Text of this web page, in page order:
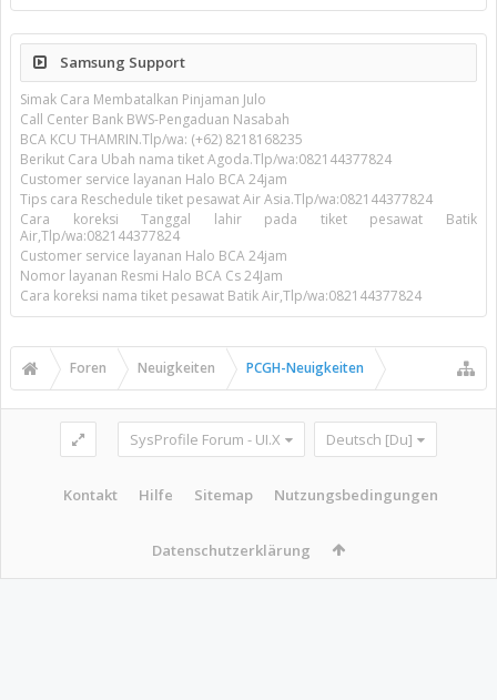
Samsung Support
Simak Cara Membatalkan Pinjaman Julo
Call Center Bank BWS-Pengaduan Nasabah
BCA KCU THAMRIN.Tlp/wa: (+62) 8218168235
Berikut Cara Ubah nama tiket Agoda.Tlp/wa:082144377824
Customer service layanan Halo BCA 24jam
Tips cara Reschedule tiket pesawat Air Asia.Tlp/wa:082144377824
Cara koreksi Tanggal lahir pada tiket pesawat Batik
Air,Tlp/wa:082144377824
Customer service layanan Halo BCA 24jam
Nomor layanan Resmi Halo BCA Cs 24Jam
Cara koreksi nama tiket pesawat Batik Air,Tlp/wa:082144377824
Foren Neuigkeiten PCGH-Neuigkeiten
SysProfile Forum - UI.X Deutsch [Du]
Kontakt Hilfe Sitemap Nutzungsbedingungen
Datenschutzerklärung